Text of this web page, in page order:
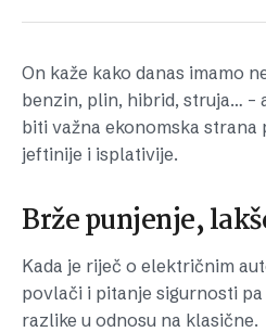
On kaže kako danas imamo
benzin, plin, hibrid, struja… –
biti važna ekonomska strana
jeftinije i isplativije.
Brže punjenje,
Kada je riječ o električnim
povlači i pitanje sigurnosti
razlike u odnosu na klasične.